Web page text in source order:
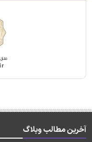
آخرین مطالب وبلاگ